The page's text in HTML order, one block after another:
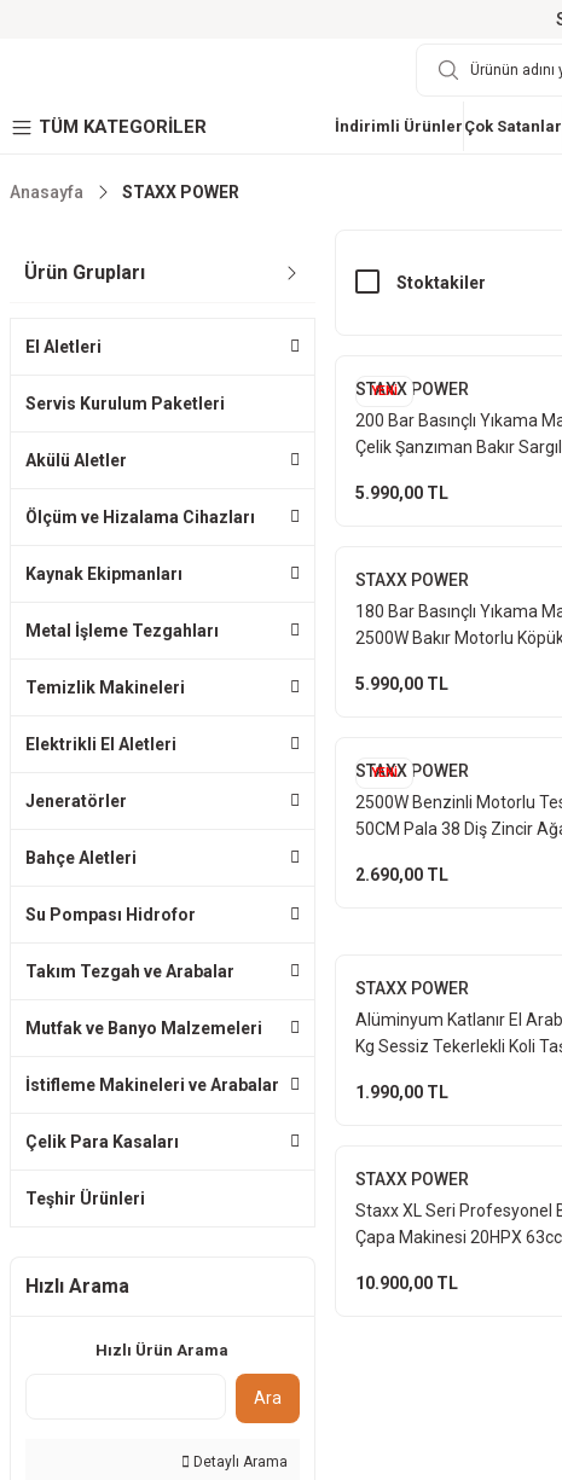
TÜM KATEGORİLER İndirimli Ürünler Çok Satanlar
Anasayfa STAXX POWER
Ürün Grupları
El Aletleri
Servis Kurulum Paketleri
Akülü Aletler
Ölçüm ve Hizalama Cihazları
Kaynak Ekipmanları
Metal İşleme Tezgahları
Temizlik Makineleri
Elektrikli El Aletleri
Jeneratörler
Bahçe Aletleri
Su Pompası Hidrofor
Takım Tezgah ve Arabalar
Mutfak ve Banyo Malzemeleri
İstifleme Makineleri ve Arabalar
Çelik Para Kasaları
Teşhir Ürünleri
Hızlı Arama
Hızlı Ürün Arama
Ara
Detaylı Arama
Stoktakiler
YENİ
STAXX POWER
200 Bar Basınçlı Yıkama
Çelik Şanzıman Bakır
5.990,00 TL
STAXX POWER
180 Bar Basınçlı Yıkama
2500W Bakır Motorlu
Temizleme Set
5.990,00 TL
YENİ
STAXX POWER
2500W Benzinli Motorlu
50CM Pala 38 Diş Zincir
Hediyeli
2.690,00 TL
STAXX POWER
Alüminyum Katlanır El
Kg Sessiz Tekerlekli Koli
1.990,00 TL
STAXX POWER
Staxx XL Seri Profesyonel
Çapa Makinesi 20HPX
İşleme 19Kg
10.900,00 TL